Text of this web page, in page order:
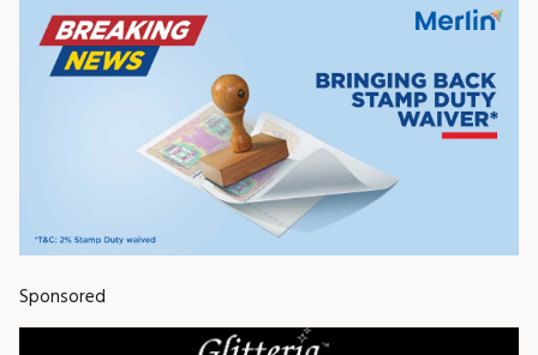
Sponsored